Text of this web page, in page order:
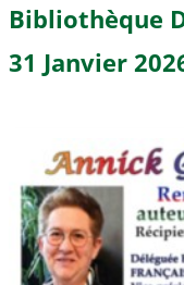
Bibliothèque
31 Janvier